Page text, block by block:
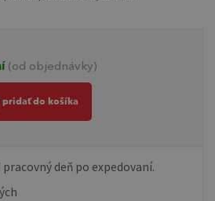
(od objednávky)
pridať do košíka
deň po expedovaní.